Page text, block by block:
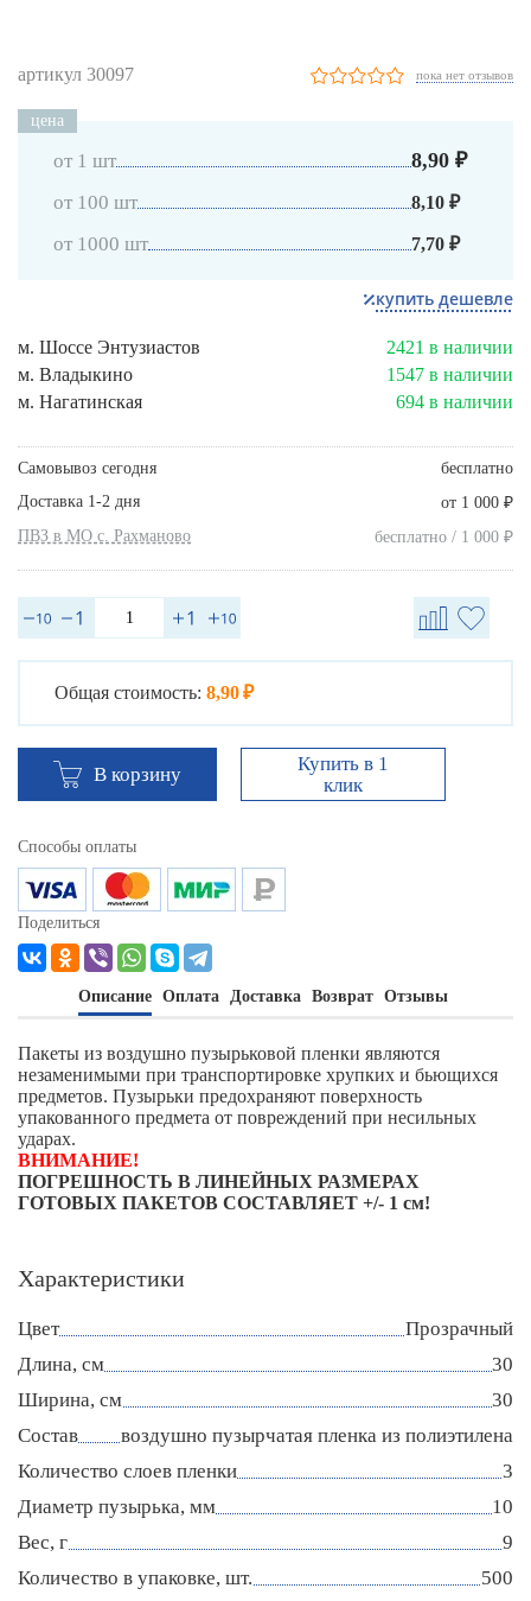
артикул 30097 пока нет отзывов
цена
от 1 шт 8,90 ₽
от 100 шт 8,10 ₽
от 1000 шт 7,70 ₽
купить дешевле
м. Шоссе Энтузиастов
2421 в наличии
м. Владыкино
1547 в наличии
м. Нагатинская
694 в наличии
Самовывоз сегодня
бесплатно
Доставка 1-2 дня
от 1 000 ₽
ПВЗ в МО с. Рахманово бесплатно / 1 000 ₽
Общая стоимость: 8,90 ₽
В корзину
Купить в 1
клик
Способы оплаты
Поделиться
Описание Оплата Доставка Возврат Отзывы
Пакеты из воздушно пузырьковой пленки являются
незаменимыми при транспортировке хрупких и бьющихся
предметов. Пузырьки предохраняют поверхность
упакованного предмета от повреждений при несильных
ударах.
ВНИМАНИЕ!
ПОГРЕШНОСТЬ В ЛИНЕЙНЫХ РАЗМЕРАХ
ГОТОВЫХ ПАКЕТОВ СОСТАВЛЯЕТ +/- 1 см!
Характеристики
Цвет
Прозрачный
Длина, см
30
Ширина, см
30
Состав
воздушно пузырчатая пленка из полиэтилена
Количество слоев пленки
3
Диаметр пузырька, мм
10
Вес, г
9
Количество в упаковке, шт.
500